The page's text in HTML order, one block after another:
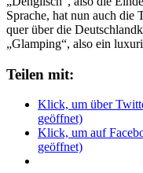
Sprache, hat nun auch die
quer über die
„Glamping“, also ein
Teilen mit:
Klick, um über
geöffnet)
Klick, um auf
geöffnet)